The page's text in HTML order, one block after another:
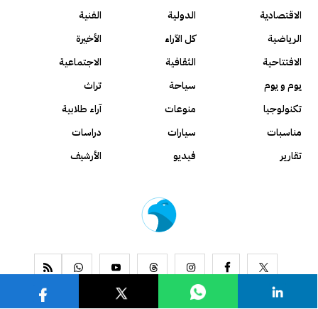
الاقتصادية
الدولية
الفنية
الرياضية
كل الآراء
الأخيرة
الافتتاحية
الثقافية
الاجتماعية
يوم و يوم
سياحة
تراث
تكنولوجيا
منوعات
آراء طلابية
مناسبات
سيارات
دراسات
تقارير
فيديو الأرشيف